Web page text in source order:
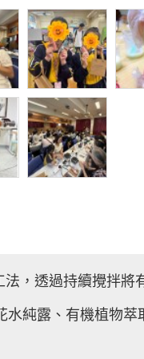
，透過持續攪拌
純露、有機植物萃